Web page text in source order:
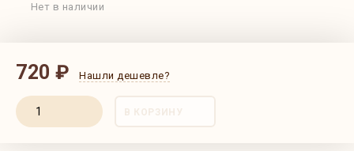
Нет в наличии
720 ₽ Нашли дешевле?
В КОРЗИНУ